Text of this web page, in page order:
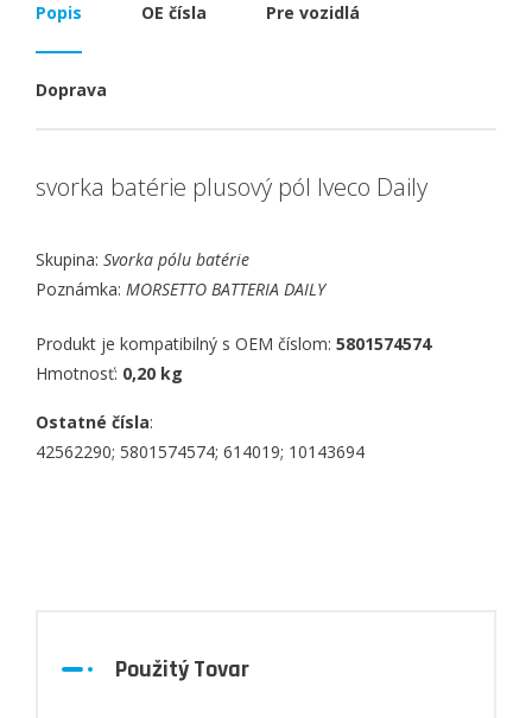
Popis OE čísla Pre vozidlá
Doprava
svorka batérie plusový pól Iveco Daily
Skupina: Svorka pólu batérie
Poznámka: MORSETTO BATTERIA DAILY
Produkt je kompatibilný s OEM číslom: 5801574574
Hmotnosť: 0,20 kg
Ostatné čísla:
42562290; 5801574574; 614019; 10143694
Použitý Tovar